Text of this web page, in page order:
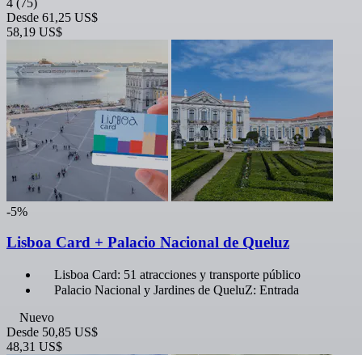
Desde 61,25 US$
58,19 US$
-5%
Lisboa Card + Palacio Nacional de Queluz
Lisboa Card: 51 atracciones y transporte público
Palacio Nacional y Jardines de QueluZ: Entrada
Nuevo
Desde 50,85 US$
48,31 US$